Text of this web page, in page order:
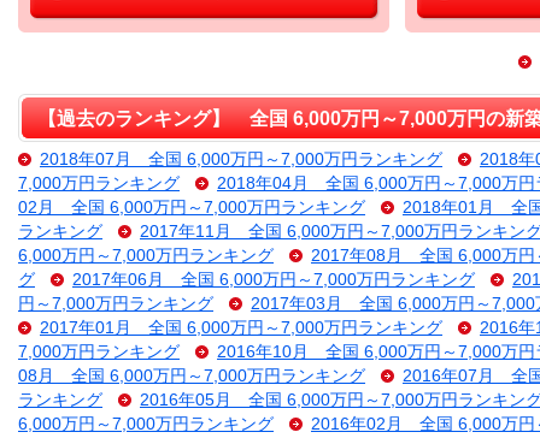
【過去のランキング】 全国 6,000万円～7,000万円の新
2018年07月 全国 6,000万円～7,000万円ランキング
2018
7,000万円ランキング
2018年04月 全国 6,000万円～7,000万円
02月 全国 6,000万円～7,000万円ランキング
2018年01月 全
ランキング
2017年11月 全国 6,000万円～7,000万円ランキン
6,000万円～7,000万円ランキング
2017年08月 全国 6,000万円
グ
2017年06月 全国 6,000万円～7,000万円ランキング
円～7,000万円ランキング
2017年03月 全国 6,000万円～7,000
2017年01月 全国 6,000万円～7,000万円ランキング
2016
7,000万円ランキング
2016年10月 全国 6,000万円～7,000万円
08月 全国 6,000万円～7,000万円ランキング
2016年07月 全
ランキング
2016年05月 全国 6,000万円～7,000万円ランキン
6,000万円～7,000万円ランキング
2016年02月 全国 6,000万円